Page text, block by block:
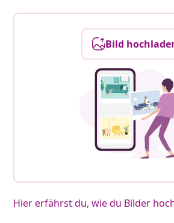
Bild
Hier erfährst du, wie du Bilder